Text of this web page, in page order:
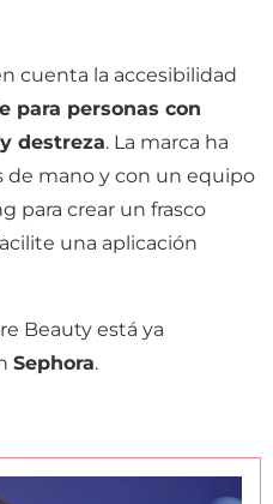
cuenta la accesibilidad
para personas con
destreza. La marca ha
de mano y con un equipo
para crear un frasco
una aplicación
Beauty está ya
Sephora.